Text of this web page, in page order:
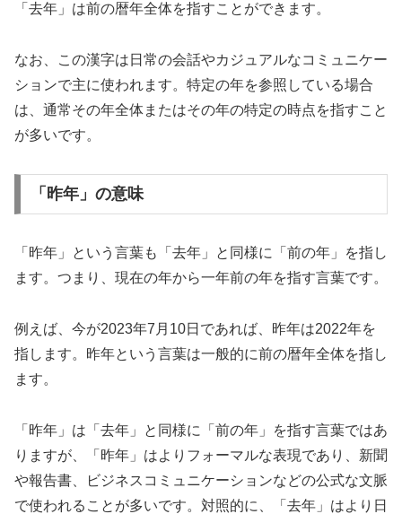
「去年」は前の暦年全体を指すことができます。
なお、この漢字は日常の会話やカジュアルなコミュニケー
ションで主に使われます。特定の年を参照している場合
は、通常その年全体またはその年の特定の時点を指すこと
が多いです。
「昨年」の意味
「昨年」という言葉も「去年」と同様に「前の年」を指し
ます。つまり、現在の年から一年前の年を指す言葉です。
例えば、今が2023年7月10日であれば、昨年は2022年を
指します。昨年という言葉は一般的に前の暦年全体を指し
ます。
「昨年」は「去年」と同様に「前の年」を指す言葉ではあ
りますが、「昨年」はよりフォーマルな表現であり、新聞
や報告書、ビジネスコミュニケーションなどの公式な文脈
で使われることが多いです。対照的に、「去年」はより日